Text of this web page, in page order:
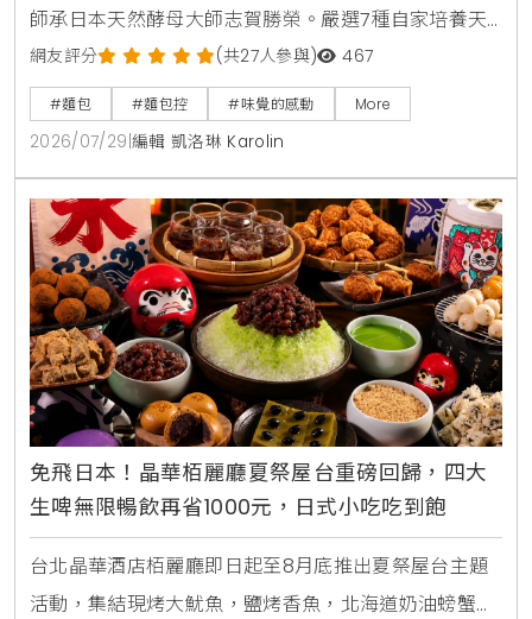
師承日本天然酵母大師志賀勝榮。嚴選7種自家培養天
然酵母與18小時低溫發酵工藝，主打不脹氣、無添加的
健康吐司、104%高加水核桃起司農夫麵包與蕃茄乳酪酸
種麵包。即日起推出健康吐司第2件半價、天然酸種麵
包預購8折優惠
網友評分 (共27人參與) 467
#麵包 #麵包控 #味覺的感動 More
2026/07/29 編輯 凱洛琳 Karolin
免飛日本！晶華栢麗廳夏祭屋台重磅回歸，四大
生啤無限暢飲再省1000元，日式小吃吃到飽
台北晶華酒店栢麗廳即日起至8月底推出夏祭屋台主題
活動，集結現烤大魷魚，鹽烤香魚，北海道奶油螃蟹燒